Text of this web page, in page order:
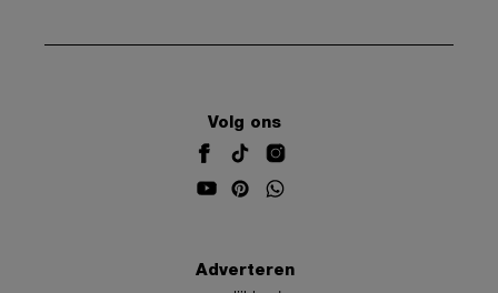
Volg ons
Adverteren